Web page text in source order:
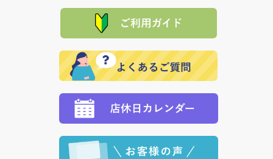
れの生産メーカーからお客様の元へ直送いたしますの
で、 それぞれ個別に送料が必要になります。
品代金を返金いたします。）
その際は誠に申し訳ありませんが、当協会までご注文
願いいたします。
た場合、お客様からの ご入金を確認した後で、商品を
定された場合は、準備出来次第の便にてお送りいたし
ます。 （到着日指定をされている場合は、ご指定の日
程に合わせてお届けいたします。）